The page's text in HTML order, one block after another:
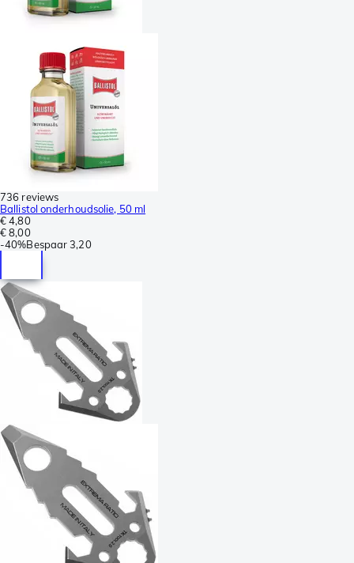
736 reviews
Ballistol onderhoudsolie, 50 ml
€ 4,80
€ 8,00
-40%Bespaar 3,20